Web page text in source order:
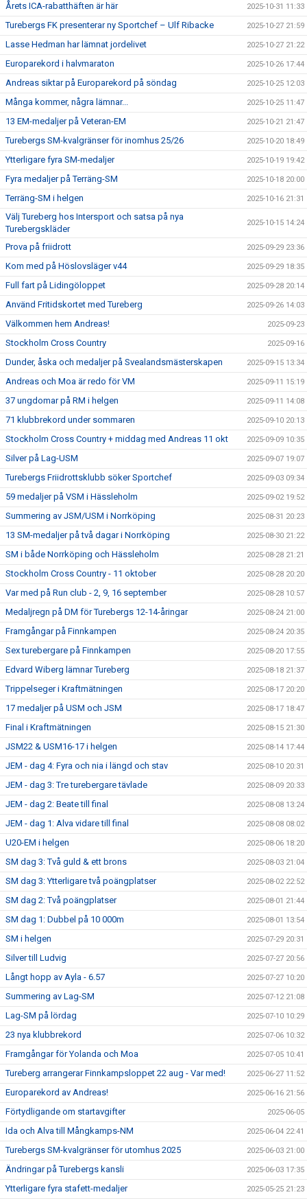
Årets ICA-rabatthäften är här 2025-10-31 11:33
Turebergs FK presenterar ny Sportchef – Ulf Ribacke 2025-10-27 21:59
Lasse Hedman har lämnat jordelivet 2025-10-27 21:22
Europarekord i halvmaraton 2025-10-26 17:44
Andreas siktar på Europarekord på söndag 2025-10-25 12:03
Många kommer, några lämnar... 2025-10-25 11:47
13 EM-medaljer på Veteran-EM 2025-10-21 21:47
Turebergs SM-kvalgränser för inomhus 25/26 2025-10-20 18:49
Ytterligare fyra SM-medaljer 2025-10-19 19:42
Fyra medaljer på Terräng-SM 2025-10-18 20:00
Terräng-SM i helgen 2025-10-16 21:31
Välj Tureberg hos Intersport och satsa på nya
Turebergskläder
2025-10-15 14:24
Prova på friidrott 2025-09-29 23:36
Kom med på Höslovsläger v44 2025-09-29 18:35
Full fart på Lidingöloppet 2025-09-28 20:14
Använd Fritidskortet med Tureberg 2025-09-26 14:03
Välkommen hem Andreas! 2025-09-23
Stockholm Cross Country 2025-09-16
Dunder, åska och medaljer på Svealandsmästerskapen 2025-09-15 13:34
Andreas och Moa är redo för VM 2025-09-11 15:19
37 ungdomar på RM i helgen 2025-09-11 14:08
71 klubbrekord under sommaren 2025-09-10 20:13
Stockholm Cross Country + middag med Andreas 11 okt 2025-09-09 10:35
Silver på Lag-USM 2025-09-07 19:07
Turebergs Friidrottsklubb söker Sportchef 2025-09-03 09:34
59 medaljer på VSM i Hässleholm 2025-09-02 19:52
Summering av JSM/USM i Norrköping 2025-08-31 20:23
13 SM-medaljer på två dagar i Norrköping 2025-08-30 21:22
SM i både Norrköping och Hässleholm 2025-08-28 21:21
Stockholm Cross Country - 11 oktober 2025-08-28 20:20
Var med på Run club - 2, 9, 16 september 2025-08-28 10:57
Medaljregn på DM för Turebergs 12-14-åringar 2025-08-24 21:00
Framgångar på Finnkampen 2025-08-24 20:35
Sex turebergare på Finnkampen 2025-08-20 17:55
Edvard Wiberg lämnar Tureberg 2025-08-18 21:37
Trippelseger i Kraftmätningen 2025-08-17 20:20
17 medaljer på USM och JSM 2025-08-17 18:47
Final i Kraftmätningen 2025-08-15 21:30
JSM22 & USM16-17 i helgen 2025-08-14 17:44
JEM - dag 4: Fyra och nia i längd och stav 2025-08-10 20:31
JEM - dag 3: Tre turebergare tävlade 2025-08-09 20:33
JEM - dag 2: Beate till final 2025-08-08 13:24
JEM - dag 1: Alva vidare till final 2025-08-08 08:02
U20-EM i helgen 2025-08-06 18:20
SM dag 3: Två guld & ett brons 2025-08-03 21:04
SM dag 3: Ytterligare två poängplatser 2025-08-02 22:52
SM dag 2: Två poängplatser 2025-08-01 21:44
SM dag 1: Dubbel på 10 000m 2025-08-01 13:54
SM i helgen 2025-07-29 20:31
Silver till Ludvig 2025-07-27 20:56
Långt hopp av Ayla - 6.57 2025-07-27 10:20
Summering av Lag-SM 2025-07-12 21:08
Lag-SM på lördag 2025-07-10 10:29
23 nya klubbrekord 2025-07-06 10:32
Framgångar för Yolanda och Moa 2025-07-05 10:41
Tureberg arrangerar Finnkampsloppet 22 aug - Var med! 2025-06-27 11:52
Europarekord av Andreas! 2025-06-16 21:56
Förtydligande om startavgifter 2025-06-05
Ida och Alva till Mångkamps-NM 2025-06-04 22:41
Turebergs SM-kvalgränser för utomhus 2025 2025-06-03 21:00
Ändringar på Turebergs kansli 2025-06-03 17:35
Ytterligare fyra stafett-medaljer 2025-05-25 21:23